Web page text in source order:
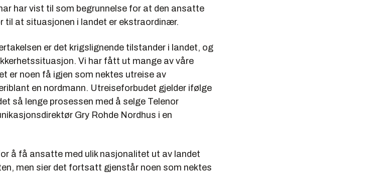
har vist til som begrunnelse for at den ansatte
til at situasjonen i landet er ekstraordinær.
er det krigslignende tilstander i landet, og
Vi har fått ut mange av våre
er noen få igjen som nektes utreise av
en nordmann. Utreiseforbudet gjelder ifølge
så lenge prosessen med å selge Telenor
Gry Rohde Nordhus i en
å få ansatte med ulik nasjonalitet ut av landet
men sier det fortsatt gjenstår noen som nektes